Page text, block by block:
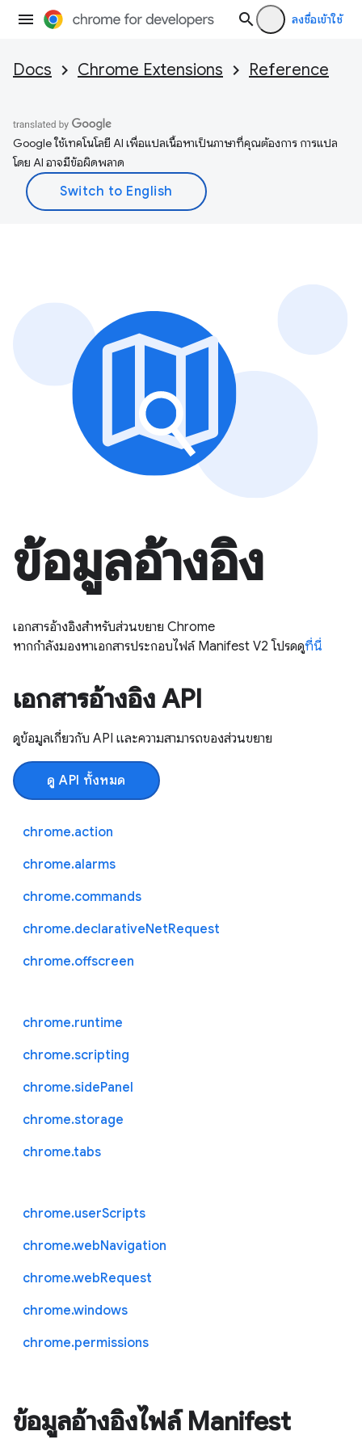
ลงชื่อเข้าใช้
Docs Chrome Extensions Reference
Google ใช้เทคโนโลยี AI เพื่อแปลเนื้อหาเป็นภาษาที่คุณต้องการ การแปล
โดย AI อาจมีข้อผิดพลาด
ข้อมูลอ้างอิง
เอกสารอ้างอิงสำหรับส่วนขยาย Chrome
หากกำลังมองหาเอกสารประกอบไฟล์ Manifest V2 โปรดดูที่นี่
เอกสารอ้างอิง API
ดูข้อมูลเกี่ยวกับ API และความสามารถของส่วนขยาย
ดู API ทั้งหมด
chrome.action
chrome.alarms
chrome.commands
chrome.declarativeNetRequest
chrome.offscreen
chrome.runtime
chrome.scripting
chrome.sidePanel
chrome.storage
chrome.tabs
chrome.userScripts
chrome.webNavigation
chrome.webRequest
chrome.windows
chrome.permissions
ข้อมูลอ้างอิงไฟล์ Manifest